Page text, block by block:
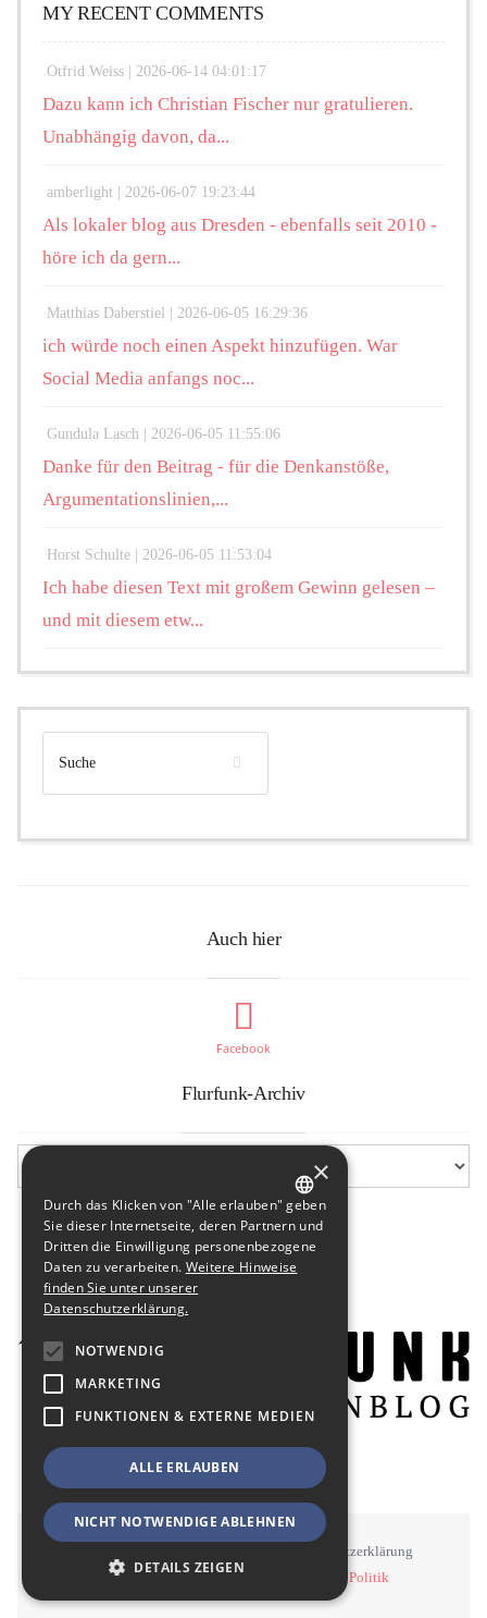
MY RECENT COMMENTS
Otfrid Weiss | 2026-06-14 04:01:17
Dazu kann ich Christian Fischer nur gratulieren.
Unabhängig davon, da...
amberlight | 2026-06-07 19:23:44
Als lokaler blog aus Dresden - ebenfalls seit 2010 -
höre ich da gern...
Matthias Daberstiel | 2026-06-05 16:29:36
ich würde noch einen Aspekt hinzufügen. War
Social Media anfangs noc...
Gundula Lasch | 2026-06-05 11:55:06
Danke für den Beitrag - für die Denkanstöße,
Argumentationslinien,...
Horst Schulte | 2026-06-05 11:53:04
Ich habe diesen Text mit großem Gewinn gelesen –
und mit diesem etw...
Auch hier
Facebook
Flurfunk-Archiv
Datenschutzerklärung
©STAWOWY - Kommunikation, Medien, Politik
GERMAN
ENGLISH
×
Durch das Klicken von "Alle erlauben" geben
Sie dieser Internetseite, deren Partnern und
Dritten die Einwilligung personenbezogene
Daten zu verarbeiten. Weitere Hinweise
finden Sie unter unserer
Datenschutzerklärung.
NOTWENDIG
MARKETING
FUNKTIONEN & EXTERNE MEDIEN
ALLE ERLAUBEN
NICHT NOTWENDIGE ABLEHNEN
DETAILS ZEIGEN